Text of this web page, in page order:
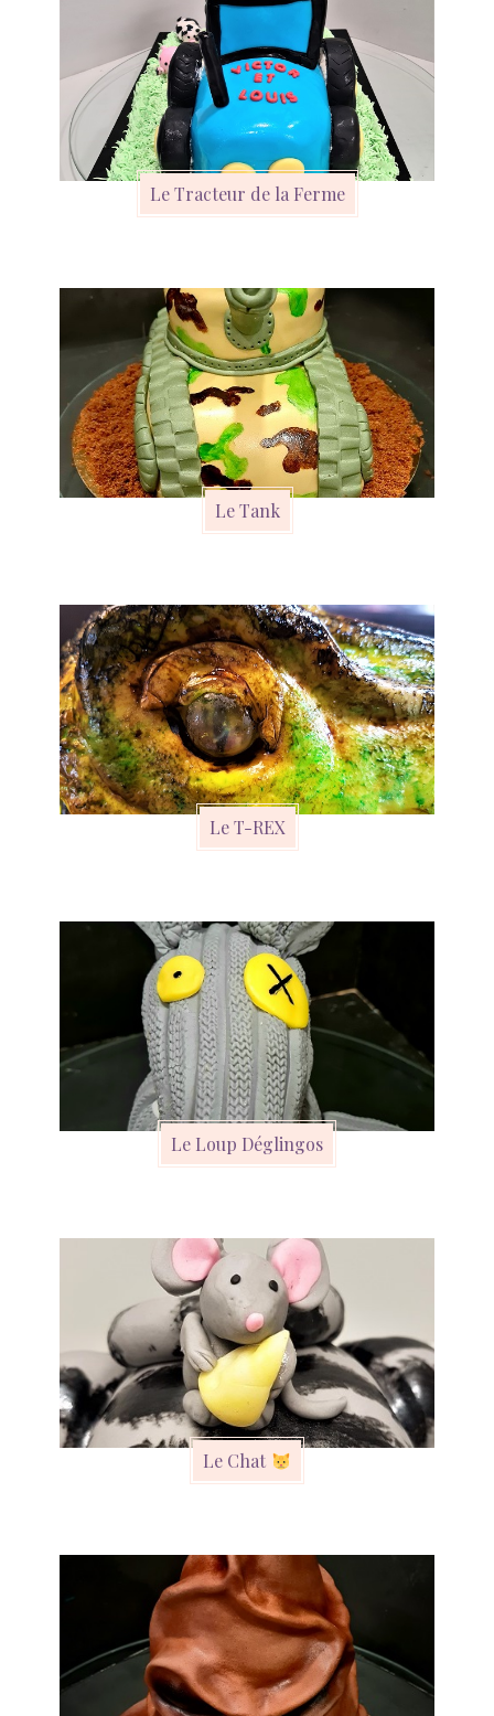
Le Tracteur de la Ferme
Le Tank
Le T-REX
Le Loup Déglingos
Le Chat